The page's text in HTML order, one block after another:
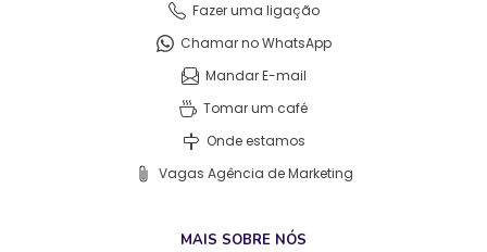
Fazer uma ligação
Chamar no WhatsApp
Mandar E-mail
Tomar um café
Onde estamos
Vagas Agência de Marketing
MAIS SOBRE NÓS